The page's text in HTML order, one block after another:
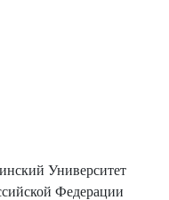
Университет
Федерации